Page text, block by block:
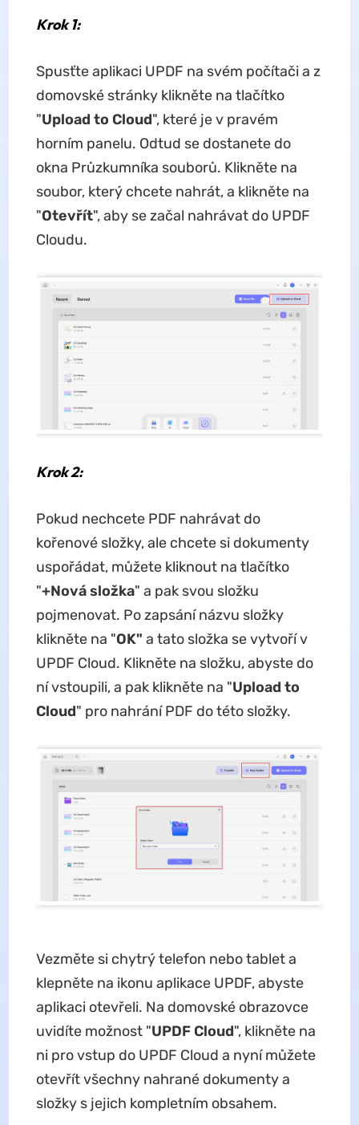
Krok 1:
Spusťte aplikaci UPDF na svém počítači a z
domovské stránky klikněte na tlačítko
"Upload to Cloud", které je v pravém
horním panelu. Odtud se dostanete do
okna Průzkumníka souborů. Klikněte na
soubor, který chcete nahrát, a klikněte na
"Otevřít", aby se začal nahrávat do UPDF
Cloudu.
Krok 2:
Pokud nechcete PDF nahrávat do
kořenové složky, ale chcete si dokumenty
uspořádat, můžete kliknout na tlačítko
"+Nová složka" a pak svou složku
pojmenovat. Po zapsání názvu složky
klikněte na "OK" a tato složka se vytvoří v
UPDF Cloud. Klikněte na složku, abyste do
ní vstoupili, a pak klikněte na "Upload to
Cloud" pro nahrání PDF do této složky.
Vezměte si chytrý telefon nebo tablet a
klepněte na ikonu aplikace UPDF, abyste
aplikaci otevřeli. Na domovské obrazovce
uvidíte možnost "UPDF Cloud", klikněte na
ni pro vstup do UPDF Cloud a nyní můžete
otevřít všechny nahrané dokumenty a
složky s jejich kompletním obsahem.